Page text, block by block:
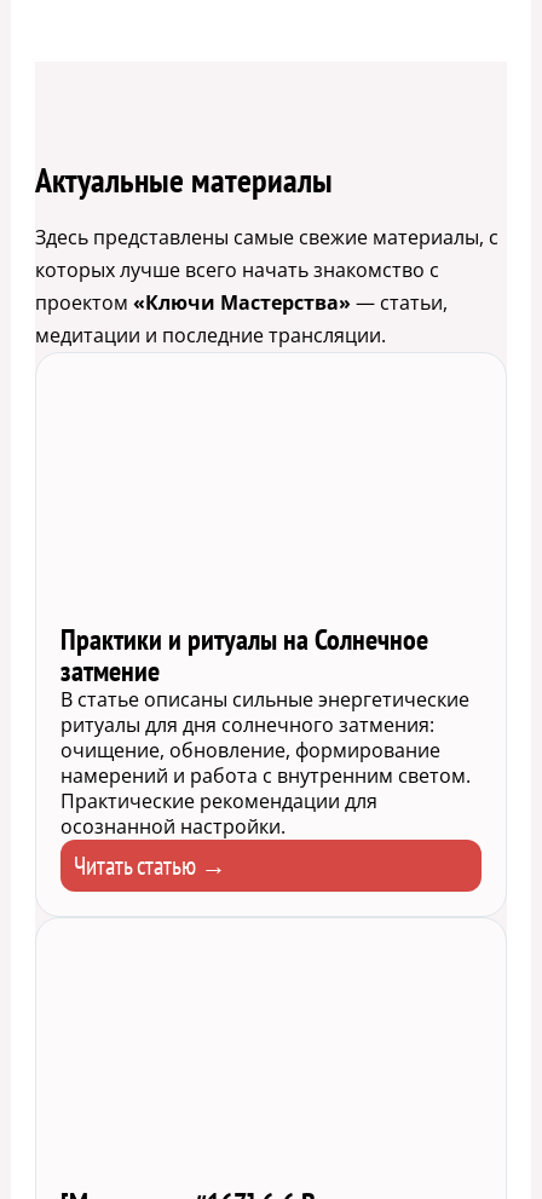
Актуальные материалы
Здесь представлены самые свежие материалы, с
которых лучше всего начать знакомство с
проектом «Ключи Мастерства» — статьи,
медитации и последние трансляции.
Практики и ритуалы на Солнечное
затмение
В статье описаны сильные энергетические
ритуалы для дня солнечного затмения:
очищение, обновление, формирование
намерений и работа с внутренним светом.
Практические рекомендации для
осознанной настройки.
Читать статью →